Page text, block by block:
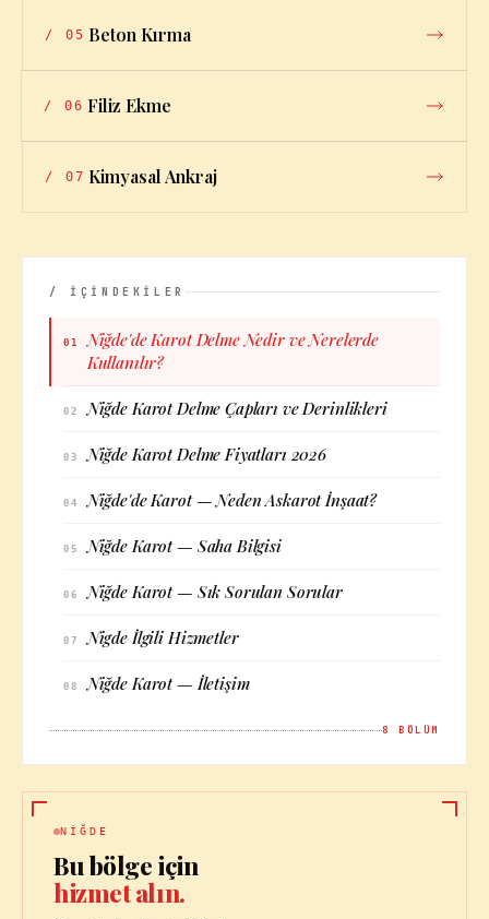
/ 05 Beton Kırma
/ 06 Filiz Ekme
/ 07 Kimyasal Ankraj
/ İÇİNDEKİLER
01
Niğde'de Karot Delme Nedir ve Nerelerde
Kullanılır?
02 Niğde Karot Delme Çapları ve Derinlikleri
03 Niğde Karot Delme Fiyatları 2026
04 Niğde'de Karot — Neden Askarot İnşaat?
05 Niğde Karot — Saha Bilgisi
06 Niğde Karot — Sık Sorulan Sorular
07 Nigde İlgili Hizmetler
08 Niğde Karot — İletişim
8 BÖLÜM
NIĞDE
Bu bölge için
hizmet alın.